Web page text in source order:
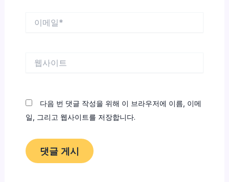
다음 번 댓글 작성을 위해 이 브라우저에 이름, 이메
일, 그리고 웹사이트를 저장합니다.